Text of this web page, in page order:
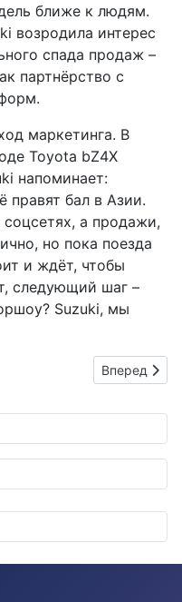
ближе к людям.
возродила интерес
спада продаж –
партнёрство с
маркетинга. В
Toyota bZ4X
напоминает:
правят бал в Азии.
а продажи,
но пока поезда
и ждёт, чтобы
следующий шаг –
Suzuki, мы
Где грязь сдается без
Следующий:
Вперед